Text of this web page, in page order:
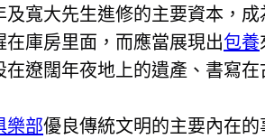
寬大先生進修的主要資本，
庫房里面，而應當展現出包養
遼闊年夜地上的遺產、書寫
樂部優良傳統文明的主要內在